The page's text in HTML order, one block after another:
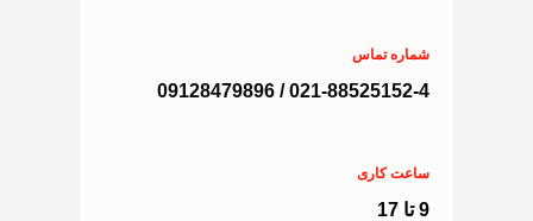
شماره تماس
021-88525152-4 / 09128479896
ساعت کاری
9 تا 17